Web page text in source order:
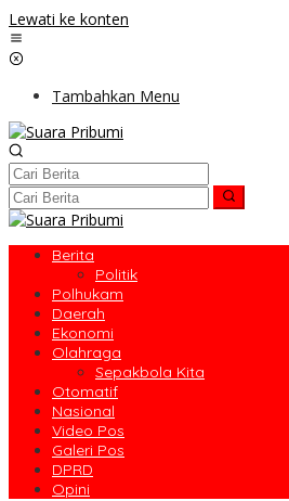
Lewati ke konten
Tambahkan Menu
Berita
Politik
Polhukam
Daerah
Ekonomi
Olahraga
Sepakbola Kita
Otomatif
Nasional
Video Pos
Galeri Pos
DPRD
Opini